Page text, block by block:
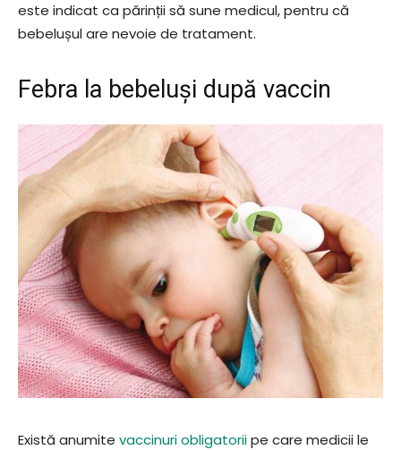
este indicat ca părinții să sune medicul, pentru că
bebelușul are nevoie de tratament.
Febra la bebeluși după vaccin
Există anumite vaccinuri obligatoriipe care medicii le